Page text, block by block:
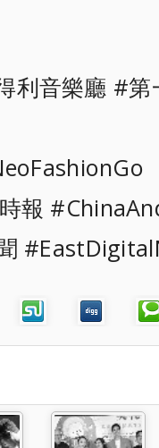
利音樂廳 #第
報